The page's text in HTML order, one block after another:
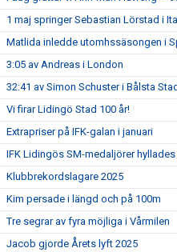
1 maj springer Sebastian Lörstad i
Matlida inledde utomhssäsongen i
3:05 av Andreas i London
32:41 av Simon Schuster i Bålsta
Vi firar Lidingö Stad 100 år!
Extrapriser på IFK-galan i januari
IFK Lidingös SM-medaljörer hyllades
Klubbrekordslagare 2025
Kim persade i längd och på 100m
Tre segrar av fyra möjliga i Vårmilen
Jacob gjorde Årets lyft 2025